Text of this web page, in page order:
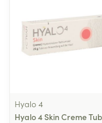
Hyalo 4
Hyalo 4 Skin Creme